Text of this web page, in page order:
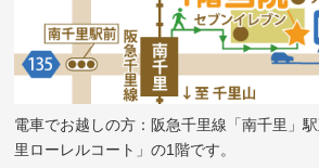
電車でお越しの方：阪急千里線「南千里」
里ローレルコート」の1階です。